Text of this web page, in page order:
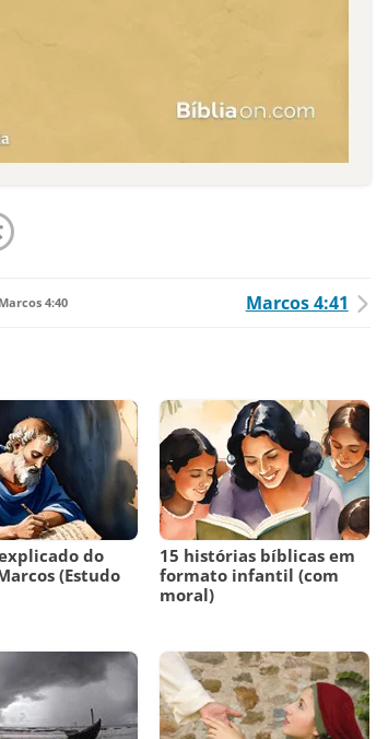
Marcos 4:40 Marcos 4:41
do
(Estudo
15 histórias bíblicas em
formato infantil (com
moral)